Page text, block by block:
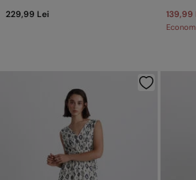
229,99 Lei
139,99